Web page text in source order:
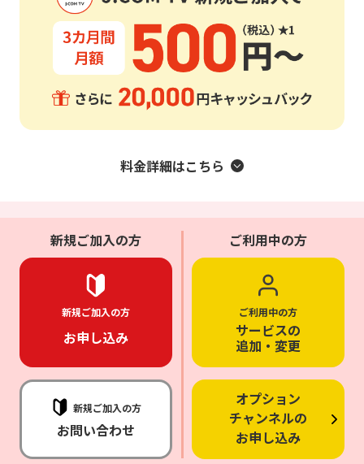
料金詳細はこちら
新規ご加入の方
新規ご加入の方
お申し込み
新規ご加入の方
お問い合わせ
ご利用中の方
ご利用中の方
サービスの
追加・変更
オプション
チャンネルの
お申し込み